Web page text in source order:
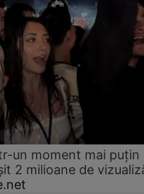
un moment mai puțin
2 milioane de